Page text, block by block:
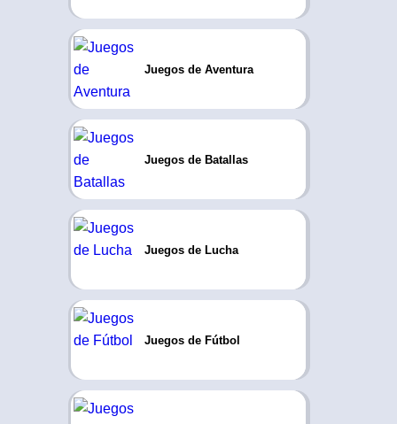
Juegos de Aventura
Juegos de Batallas
Juegos de Lucha
Juegos de Fútbol